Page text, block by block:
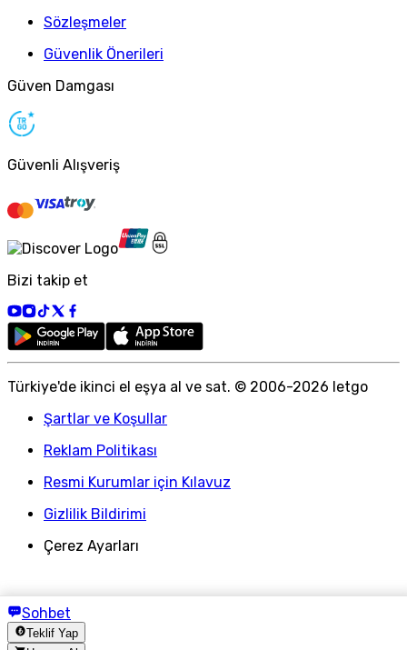
Sohbet
Teklif Yap
Sözleşmeler
Güvenlik Önerileri
Güven Damgası
Güvenli Alışveriş
Bizi takip et
Türkiye'de ikinci el eşya al ve sat. © 2006-2026 letgo
Şartlar ve Koşullar
Reklam Politikası
Resmi Kurumlar için Kılavuz
Gizlilik Bildirimi
Çerez Ayarları